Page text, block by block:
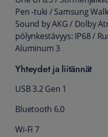
Pen -tuki / Samsung
Sound by AKG / Dolby
pölynkestävyys: IP68 /
Aluminum 3
Yhteydet ja liitännät
USB 3.2 Gen 1
Bluetooth 6.0
Wi‑Fi 7